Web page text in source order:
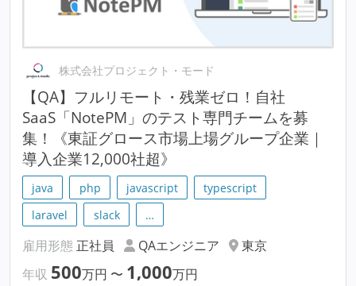
株式会社プロジェクト・モード
【QA】フルリモート・残業ゼロ！自社
SaaS「NotePM」のテスト専門チームを募
集！《東証グロース市場上場グループ企業｜
導入企業12,000社超》
java php javascript
typescript
laravel
slack …
雇用形態 正社員 QAエンジニア
東京
年収 500万円 〜 1,000万円